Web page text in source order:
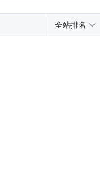
全站排名